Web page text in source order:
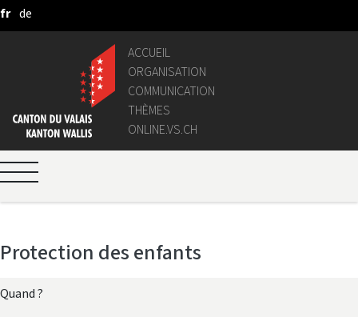
Saut au contenu principal
fr de
ACCUEIL
ORGANISATION
COMMUNICATION
THÈMES
ONLINE.VS.CH
Protection des enfants
Quand ?